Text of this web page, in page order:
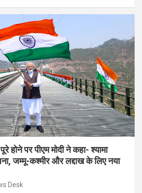
पर पीएम मोदी ने कहा- श्यामा
जम्मू-कश्मीर और लद्दाख के लिए नया
Desk